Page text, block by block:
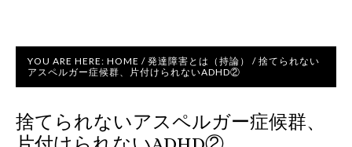
YOU ARE HERE: HOME / 発達障害とは（持論） / 捨てられない
アスペルガー症候群、片付けられないADHD②
捨てられないアスペルガー症候群、